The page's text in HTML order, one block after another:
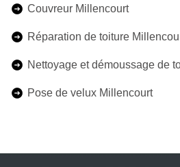
Couvreur Millencourt
Réparation de toiture
Nettoyage et démoussage de
Pose de velux Millencourt